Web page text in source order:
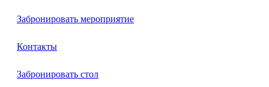
Забронировать мероприятие
Контакты
Забронировать стол